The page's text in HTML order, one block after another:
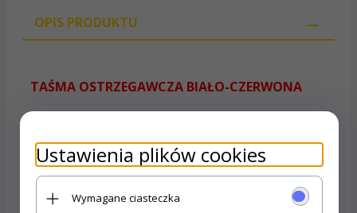
OPIS PRODUKTU
TAŚMA OSTRZEGAWCZA BIAŁO-CZERWONA
Zastosowanie i przeznaczenie:
Ustawienia plików cookies
Wymagane ciasteczka